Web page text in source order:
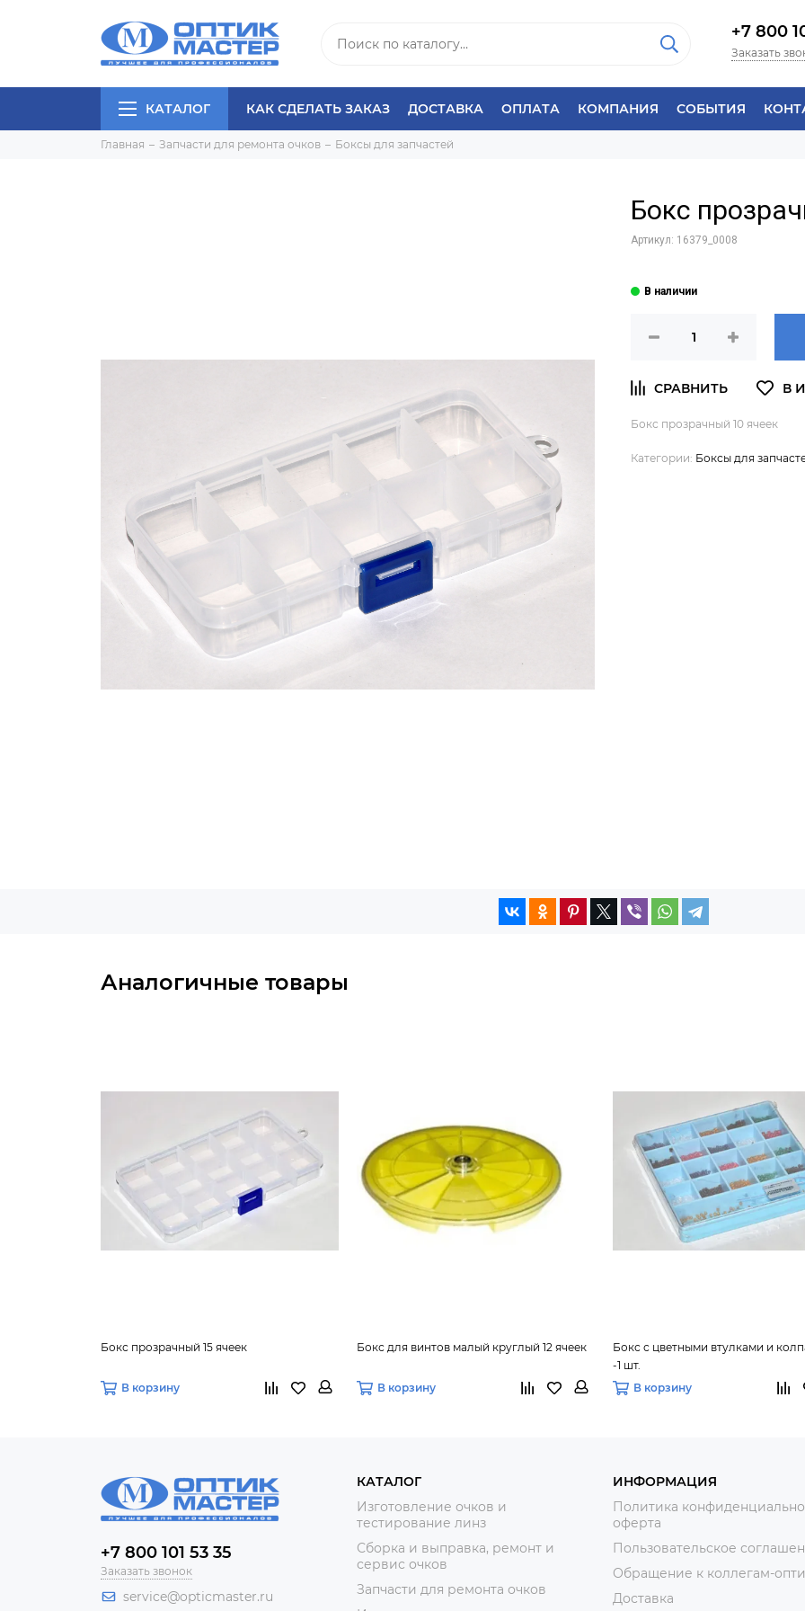
+7 800
Заказать
КАТАЛОГ КАК СДЕЛАТЬ ЗАКАЗ ДОСТАВКА ОПЛАТА КОМПАНИЯ СОБЫТИЯ
Главная Запчасти для ремонта очков Боксы для запчастей
Бокс
Артикул: 16379_0008
Бокс прозрачный 10 ячеек
Категории: Боксы для
Аналогичные товары
Бокс прозрачный 15 ячеек
В корзину
Бокс для винтов малый круглый 12 ячеек
В корзину
Бокс с цветными втулками и
-1 шт.
В корзину
+7 800 101 53 35
Заказать звонок
service@opticmaster.ru
КАТАЛОГ
Изготовление очков и
тестирование линз
Сборка и выправка, ремонт и
сервис очков
Запчасти для ремонта очков
ИНФОРМАЦИЯ
Политика
оферта
Пользовательское
Обращение к коллегам-
Доставка